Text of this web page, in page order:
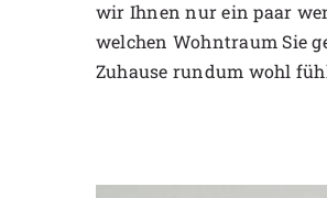
wir Ihnen nur ein paar
welchen Wohntraum Sie
Zuhause rundum wohl